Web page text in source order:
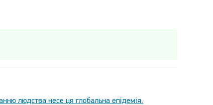
людства несе ця глобальна епідемія.